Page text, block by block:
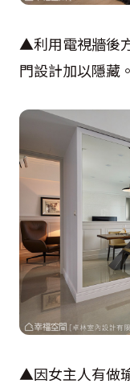
▲利用電視牆後
門設計加以隱藏。
▲因女主人有做